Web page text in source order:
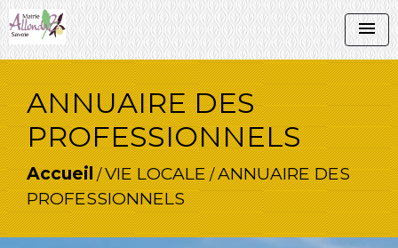
menu
ANNUAIRE DES
PROFESSIONNELS
Accueil/VIE LOCALE/ANNUAIRE DES
PROFESSIONNELS